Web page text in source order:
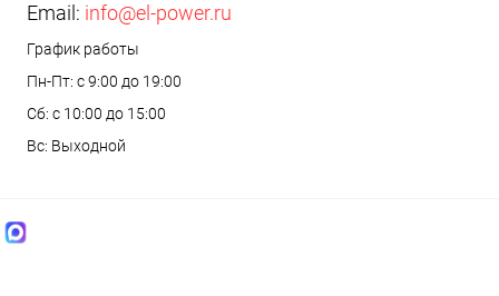
Email: info@el-power.ru
График работы
Пн-Пт: с 9:00 до 19:00
Сб: с 10:00 до 15:00
Вс: Выходной